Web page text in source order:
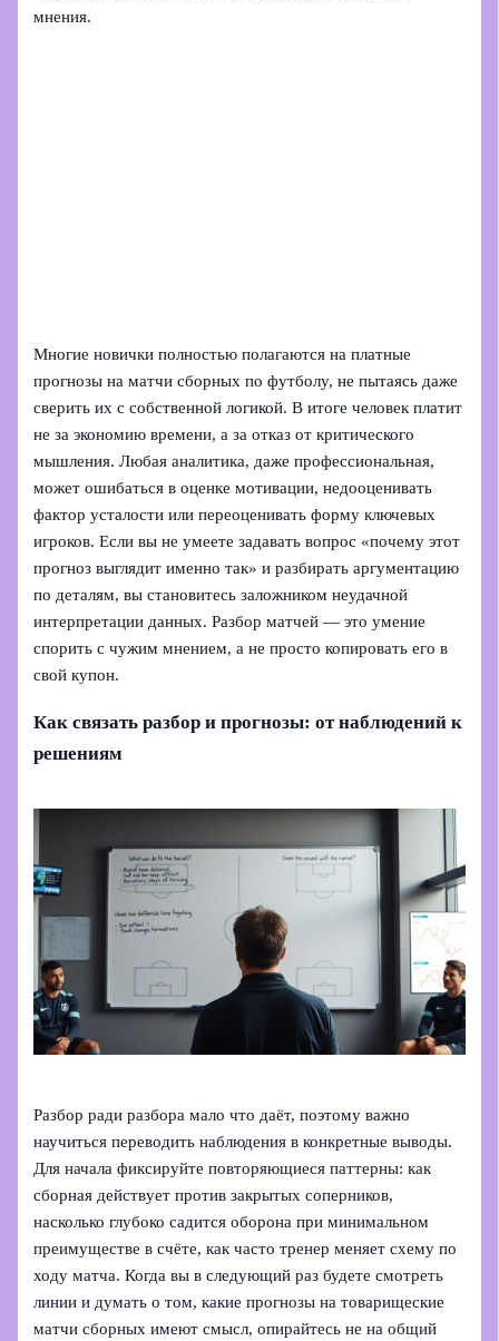
мнения.
Многие новички полностью полагаются на платные
прогнозы на матчи сборных по футболу, не пытаясь даже
сверить их с собственной логикой. В итоге человек платит
не за экономию времени, а за отказ от критического
мышления. Любая аналитика, даже профессиональная,
может ошибаться в оценке мотивации, недооценивать
фактор усталости или переоценивать форму ключевых
игроков. Если вы не умеете задавать вопрос «почему этот
прогноз выглядит именно так» и разбирать аргументацию
по деталям, вы становитесь заложником неудачной
интерпретации данных. Разбор матчей — это умение
спорить с чужим мнением, а не просто копировать его в
свой купон.
Как связать разбор и прогнозы: от наблюдений к
решениям
Разбор ради разбора мало что даёт, поэтому важно
научиться переводить наблюдения в конкретные выводы.
Для начала фиксируйте повторяющиеся паттерны: как
сборная действует против закрытых соперников,
насколько глубоко садится оборона при минимальном
преимуществе в счёте, как часто тренер меняет схему по
ходу матча. Когда вы в следующий раз будете смотреть
линии и думать о том, какие прогнозы на товарищеские
матчи сборных имеют смысл, опирайтесь не на общий